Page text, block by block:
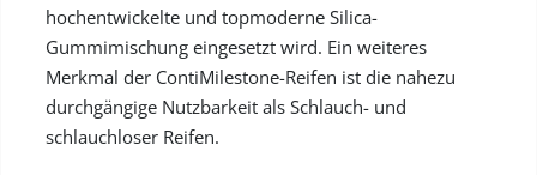
hochentwickelte und topmoderne Silica-
Gummimischung eingesetzt wird. Ein weiteres
Merkmal der ContiMilestone-Reifen ist die nahezu
durchgängige Nutzbarkeit als Schlauch- und
schlauchloser Reifen.